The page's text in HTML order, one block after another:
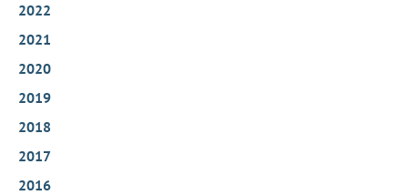
2022
2021
2020
2019
2018
2017
2016